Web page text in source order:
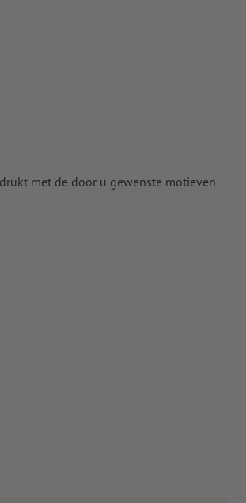
met de door u gewenste motieven